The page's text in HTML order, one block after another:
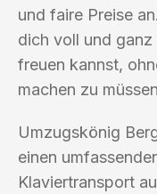
und faire Preise
dich voll und ganz
freuen kannst,
machen zu
Umzugskönig
einen
Klaviertransport